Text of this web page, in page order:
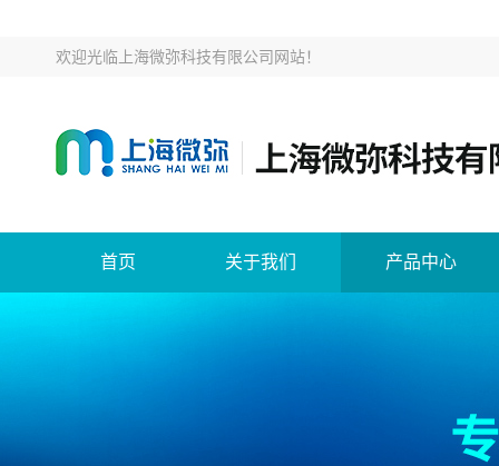
欢迎光临 上海微弥科技有限公司网站！
首页 关于我们 产品中心